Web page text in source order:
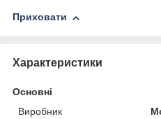
Приховати
Характеристики
Основні
Виробник